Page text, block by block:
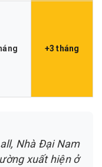
+3 tháng
Nhà Đại Nam
xuất hiện ở